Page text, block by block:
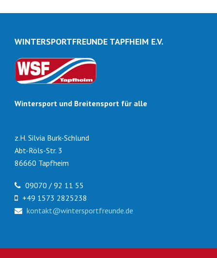
WINTERSPORTFREUNDE TAPFHEIM E.V.
Wintersport und Breitensport für alle
z.H. Silvia Burk-Schlund
Abt-Röls-Str. 3
86660 Tapfheim
09070 / 92 11 55
+49 1573 2825238
kontakt@wintersportfreunde.de